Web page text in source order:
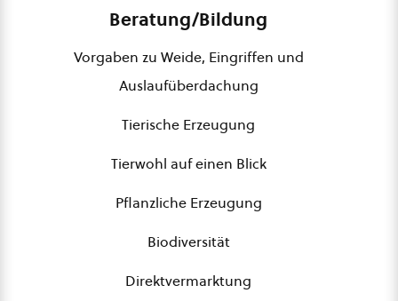
Beratung/Bildung
Vorgaben zu Weide, Eingriffen und
Auslaufüberdachung
Tierische Erzeugung
Tierwohl auf einen Blick
Pflanzliche Erzeugung
Biodiversität
Direktvermarktung